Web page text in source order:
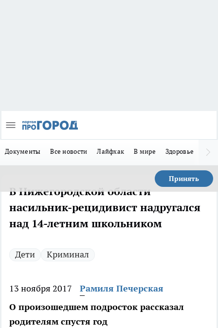
Документы Все новости Лайфхак В мире Здоровье
Принять
В Нижегородской области
насильник-рецидивист надругался
над 14-летним школьником
Дети Криминал
13 ноября 2017
Рамиля Печерская
О произошедшем подросток рассказал
родителям спустя год